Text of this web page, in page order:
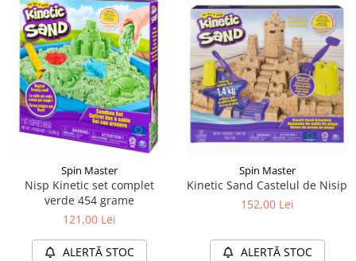
Spin Master
Nisp Kinetic set complet
verde 454 grame
121,00 Lei
ALERTĂ STOC
Spin Master
Kinetic Sand Castelul de Nisip
152,00 Lei
ALERTĂ STOC